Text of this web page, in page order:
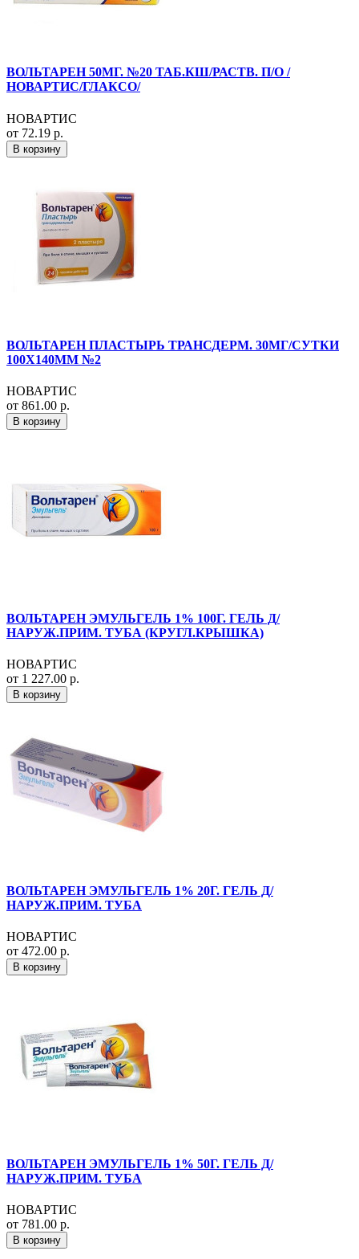
ВОЛЬТАРЕН 50МГ. №20 ТАБ.КШ/РАСТВ. П/О /
НОВАРТИС/ГЛАКСО/
НОВАРТИС
от 72.19 р.
В корзину
ВОЛЬТАРЕН ПЛАСТЫРЬ ТРАНСДЕРМ. 30МГ/СУТКИ
100Х140ММ №2
НОВАРТИС
от 861.00 р.
В корзину
ВОЛЬТАРЕН ЭМУЛЬГЕЛЬ 1% 100Г. ГЕЛЬ Д/
НАРУЖ.ПРИМ. ТУБА (КРУГЛ.КРЫШКА)
НОВАРТИС
от 1 227.00 р.
В корзину
ВОЛЬТАРЕН ЭМУЛЬГЕЛЬ 1% 20Г. ГЕЛЬ Д/
НАРУЖ.ПРИМ. ТУБА
НОВАРТИС
от 472.00 р.
В корзину
ВОЛЬТАРЕН ЭМУЛЬГЕЛЬ 1% 50Г. ГЕЛЬ Д/
НАРУЖ.ПРИМ. ТУБА
НОВАРТИС
от 781.00 р.
В корзину